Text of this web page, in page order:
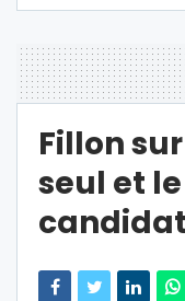
Fillon
seul et